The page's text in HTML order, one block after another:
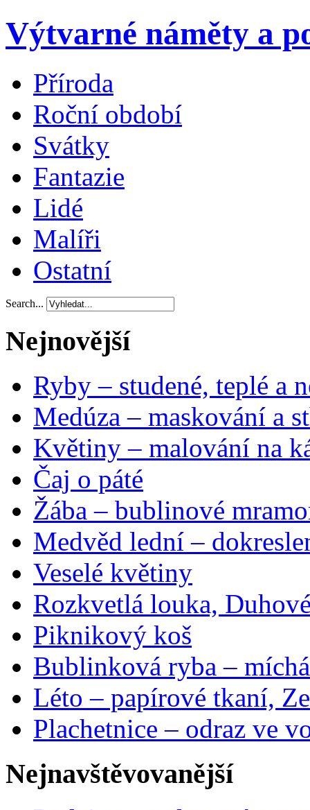
Výtvarné náměty a
Příroda
Roční období
Svátky
Fantazie
Lidé
Malíři
Ostatní
Search...
Nejnovější
Ryby – studené, teplé a
Medúza – maskování a
Květiny – malování na
Čaj o páté
Žába – bublinové
Medvěd lední –
Veselé květiny
Rozkvetlá louka,
Piknikový koš
Bublinková ryba –
Léto – papírové tkaní,
Plachetnice – odraz ve
Nejnavštěvovanější